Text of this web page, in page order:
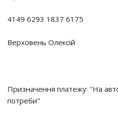
4149 6293 1837 6175
Верховень Олексій
Призначення платежу: "На
потреби"